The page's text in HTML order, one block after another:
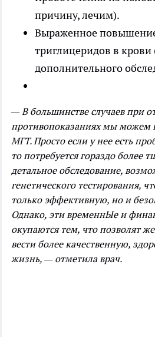
причину, лечим).
Выраженное
триглицеридов в крови
дополнительного
— В большинстве случаев при
противопоказаниях мы можем
МГТ. Просто если у нее есть
то потребуется гораздо более
детальное обследование,
генетического тестирования,
только эффективную, но и
Однако, эти временнЫе и
окупаются тем, что позволят
вести более качественную,
жизнь, — отметила врач.